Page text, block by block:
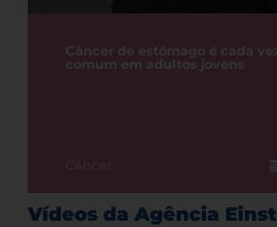
Câncer de estômago é cada
comum em adultos jovens
Câncer
Vídeos da Agência